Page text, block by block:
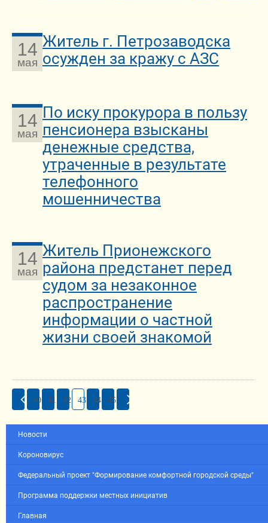
14
мая
Житель г. Петрозаводска
осужден за кражу с АЗС
14
мая
По иску прокурора в пользу
пенсионера взысканы
денежные средства,
утраченные в результате
телефонного
мошенничества
14
мая
Житель Прионежского
района предстанет перед
судом за незаконное
распространение
информации о частной
жизни своей знакомой
40 41 42 43 44 45
Новости
Короновирус
Федеральный проект "Формирование комфортной городской среды"
Программа поддержки местных инициатив
Главная